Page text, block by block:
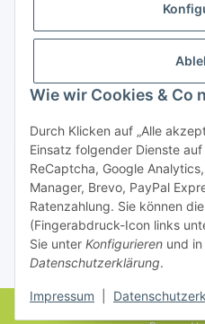
Wie wir Cookies & Co
Durch Klicken auf „Alle
Einsatz folgender Dienste
ReCaptcha, Google
Manager, Brevo, PayPal
Ratenzahlung. Sie können
(Fingerabdruck-Icon links
Sie unter Konfigurieren und
Datenschutzerklärung.
Impressum
Rechtliches
Vertrag
* Alle Preise inkl. gesetzlicher USt.,